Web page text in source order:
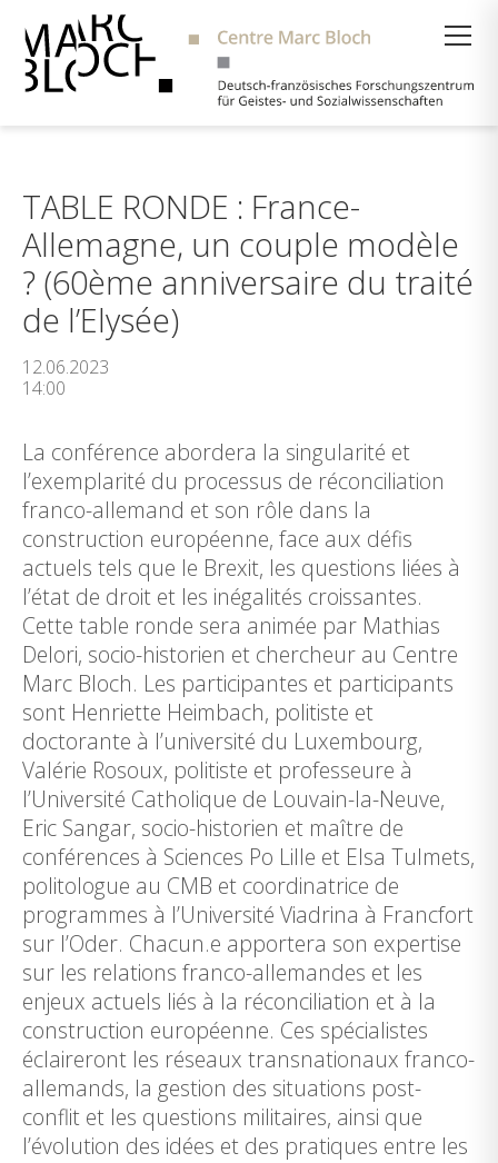
TABLE RONDE : France-
Allemagne, un couple modèle
? (60ème anniversaire du traité
de l’Elysée)
12.06.2023
14:00
La conférence abordera la singularité et
l’exemplarité du processus de réconciliation
franco-allemand et son rôle dans la
construction européenne, face aux défis
actuels tels que le Brexit, les questions liées à
l’état de droit et les inégalités croissantes.
Cette table ronde sera animée par Mathias
Delori, socio-historien et chercheur au Centre
Marc Bloch. Les participantes et participants
sont Henriette Heimbach, politiste et
doctorante à l’université du Luxembourg,
Valérie Rosoux, politiste et professeure à
l’Université Catholique de Louvain-la-Neuve,
Eric Sangar, socio-historien et maître de
conférences à Sciences Po Lille et Elsa Tulmets,
politologue au CMB et coordinatrice de
programmes à l’Université Viadrina à Francfort
sur l’Oder. Chacun.e apportera son expertise
sur les relations franco-allemandes et les
enjeux actuels liés à la réconciliation et à la
construction européenne. Ces spécialistes
éclaireront les réseaux transnationaux franco-
allemands, la gestion des situations post-
conflit et les questions militaires, ainsi que
l’évolution des idées et des pratiques entre les